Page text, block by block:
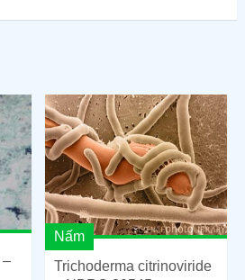
–
Nấm
Trichoderma citrinoviride